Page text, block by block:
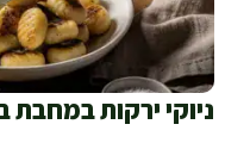
ניוקי ירקות במחבת